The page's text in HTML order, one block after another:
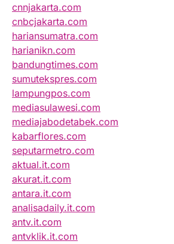
cnnjakarta.com
cnbcjakarta.com
hariansumatra.com
harianikn.com
bandungtimes.com
sumutekspres.com
lampungpos.com
mediasulawesi.com
mediajabodetabek.com
kabarflores.com
seputarmetro.com
aktual.it.com
akurat.it.com
antara.it.com
analisadaily.it.com
antv.it.com
antvklik.it.com